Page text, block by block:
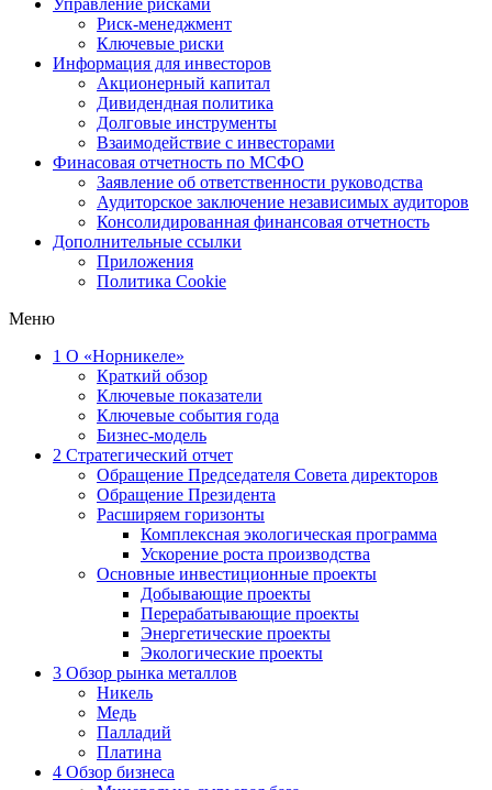
Управление рисками
Риск-менеджмент
Ключевые риски
Информация для инвесторов
Акционерный капитал
Дивидендная политика
Долговые инструменты
Взаимодействие с инвеcторами
Финасовая отчетность по МСФО
Заявление об ответственности руководства
Аудиторское заключение независимых аудиторов
Консолидированная финансовая отчетность
Дополнительные ссылки
Приложения
Политика Cookie
Меню
1 О «Норникеле»
Краткий обзор
Ключевые показатели
Ключевые события года
Бизнес-модель
2 Стратегический отчет
Обращение Председателя Совета директоров
Обращение Президента
Расширяем горизонты
Комплексная экологическая программа
Ускорение роста производства
Основные инвестиционные проекты
Добывающие проекты
Перерабатывающие проекты
Энергетические проекты
Экологические проекты
3 Обзор рынка металлов
Никель
Медь
Палладий
Платина
4 Обзор бизнеса